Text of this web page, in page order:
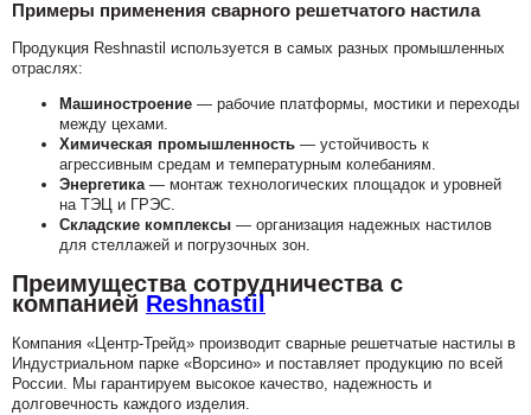
Примеры применения сварного решетчатого настила
Продукция Reshnastil используется в самых разных промышленных
отраслях:
Машиностроение — рабочие платформы, мостики и переходы
между цехами.
Химическая промышленность — устойчивость к
агрессивным средам и температурным колебаниям.
Энергетика — монтаж технологических площадок и уровней
на ТЭЦ и ГРЭС.
Складские комплексы — организация надежных настилов
для стеллажей и погрузочных зон.
Преимущества сотрудничества с
компанией Reshnastil
Компания «Центр-Трейд» производит сварные решетчатые настилы в
Индустриальном парке «Ворсино» и поставляет продукцию по всей
России. Мы гарантируем высокое качество, надежность и
долговечность каждого изделия.